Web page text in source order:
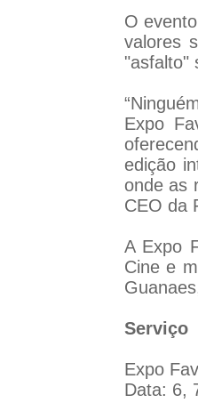
O
valores
"asfalto"
Expo
edição
onde as
CEO da
A Expo
Cine e
Serviço
Expo
Data: 6,